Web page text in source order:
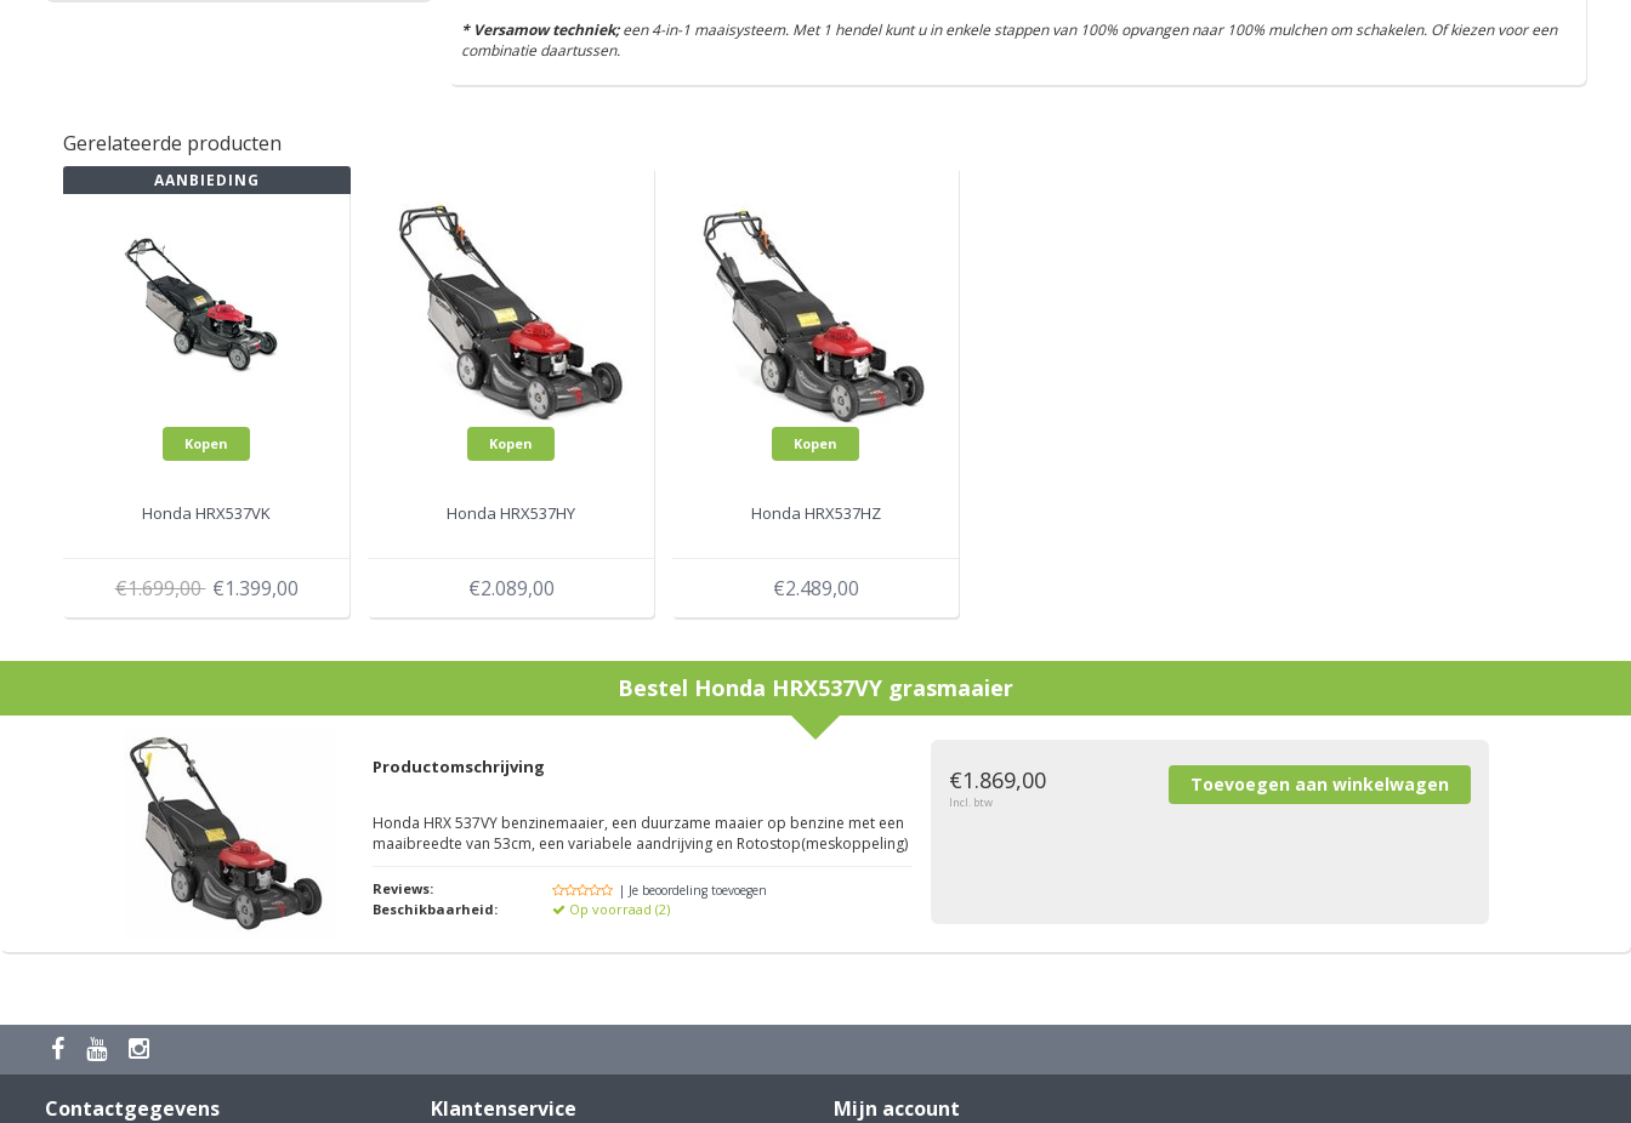
* Versamow techniek;een 4-in-1 maaisysteem. Met 1 hendel kunt u in enkele stappen van 100% opvangen naar 100% mulchen om schakelen. Of kiezen voor een
combinatie daartussen.
Gerelateerde producten
AANBIEDING
Kopen
Honda HRX537VK
€1.699,00 €1.399,00
Kopen
Honda HRX537HY
€2.089,00
Kopen
Honda HRX537HZ
€2.489,00
Bestel Honda HRX537VY grasmaaier
Productomschrijving
Honda HRX 537VY benzinemaaier, een duurzame maaier op benzine met een
maaibreedte van 53cm, een variabele aandrijving en Rotostop(meskoppeling)
Reviews: | Je beoordeling toevoegen
Beschikbaarheid: Op voorraad (2)
€1.869,00
Incl. btw
Contactgegevens Klantenservice Mijn account